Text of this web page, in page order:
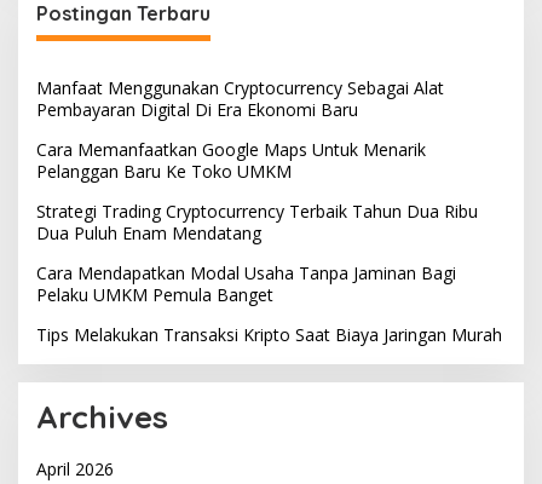
Postingan Terbaru
Manfaat Menggunakan Cryptocurrency Sebagai Alat
Pembayaran Digital Di Era Ekonomi Baru
Cara Memanfaatkan Google Maps Untuk Menarik
Pelanggan Baru Ke Toko UMKM
Strategi Trading Cryptocurrency Terbaik Tahun Dua Ribu
Dua Puluh Enam Mendatang
Cara Mendapatkan Modal Usaha Tanpa Jaminan Bagi
Pelaku UMKM Pemula Banget
Tips Melakukan Transaksi Kripto Saat Biaya Jaringan Murah
Archives
April 2026